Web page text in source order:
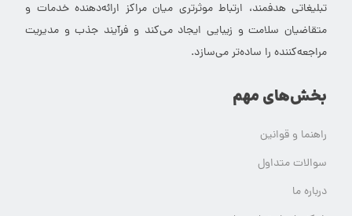
تبلیغاتی هدفمند، ارتباط موثرتری میان مراکز ارائه‌دهنده خدمات و
متقاضیان سلامت و زیبایی ایجاد می‌کند و فرآیند جذب و مدیریت
مراجعه‌کننده را ساده‌تر می‌سازد.
بخش‌های مهم
راهنما و قوانین
سوالات متداول
درباره ما